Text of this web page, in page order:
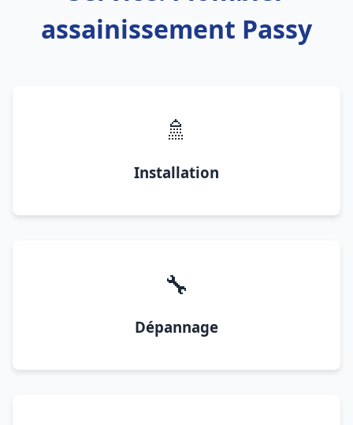
assainissement Passy
🚿
Installation
🔧
Dépannage